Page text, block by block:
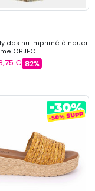
dos nu imprimé à nouer
OBJECT
€ 82%